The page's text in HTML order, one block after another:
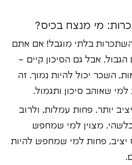
השתכרות בלתי מוגבל! אם אתם
אבל גם הסיכון קיים –
השכר יכול להיות נמוך. זה
שאוהב סיכון ותגמול.
יותר. פחות עמלות, ולרוב
מצוין למי שמחפש
יציב, פחות למי שמחפש להיות